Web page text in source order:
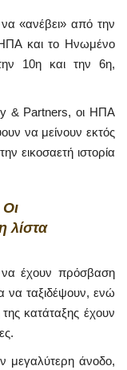
«ανέβει» από την
και το Ηνωμένο
10η και την 6η,
& Partners, οι ΗΠΑ
να μείνουν εκτός
εικοσαετή ιστορία
λίστα
έχουν πρόσβαση
να ταξιδέψουν, ενώ
κατάταξης έχουν
μεγαλύτερη άνοδο,